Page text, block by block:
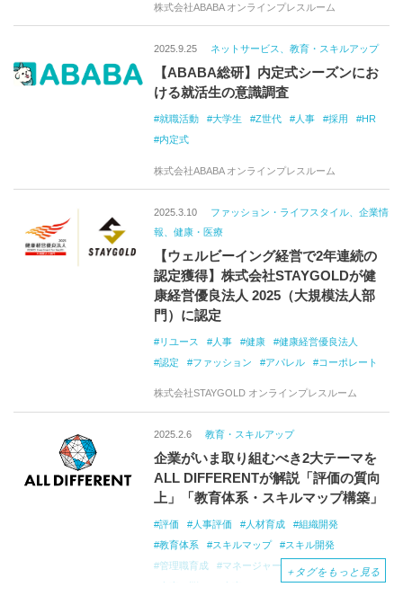
株式会社ABABA オンラインプレスルーム
2025.9.25 ネットサービス、教育・スキルアップ
【ABABA総研】内定式シーズンにお
ける就活生の意識調査
就職活動 大学生 Z世代 人事 採用
HR
内定式
株式会社ABABA オンラインプレスルーム
2025.3.10
ファッション・ライフスタイル、企業情
報、健康・医療
【ウェルビーイング経営で2年連続の
認定獲得】株式会社STAYGOLDが健
康経営優良法人 2025（大規模法人部
門）に認定
リユース 人事 健康
健康経営優良法人
認定
ファッション アパレル コーポレート
株式会社STAYGOLD オンラインプレスルーム
2025.2.6 教育・スキルアップ
企業がいま取り組むべき2大テーマを
ALL DIFFERENTが解説「評価の質向
上」「教育体系・スキルマップ構築」
評価 人事評価 人材育成
組織開発
教育体系
スキルマップ
スキル開発
管理職育成
マネージャー育成
リーダー育成
＋ タグをもっと見る